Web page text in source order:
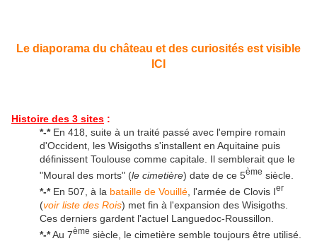
Le diaporama du château et des curiosités est visible
ICI
Histoire des 3 sites :
*-*En 418, suite à un traité passé avec l'empire romain
d'Occident, les Wisigoths s'installent en Aquitaine puis
définissent Toulouse comme capitale. Il semblerait que le
"Moural des morts" (le cimetière) date de ce 5ème siècle.
*-*En 507, à la bataille de Vouillé , l'armée de Clovis Ier
(voir liste des Rois) met fin à l'expansion des Wisigoths.
Ces derniers gardent l'actuel Languedoc-Roussillon.
*-*Au 7ème siècle, le cimetière semble toujours être utilisé.